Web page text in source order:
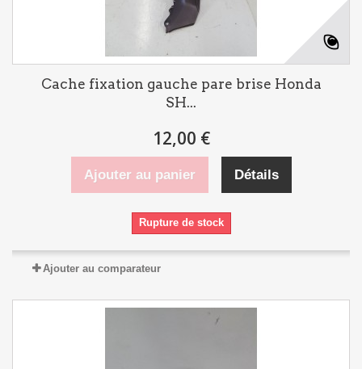
Cache fixation gauche pare brise Honda
SH...
12,00 €
Ajouter au panier Détails
Rupture de stock
Ajouter au comparateur